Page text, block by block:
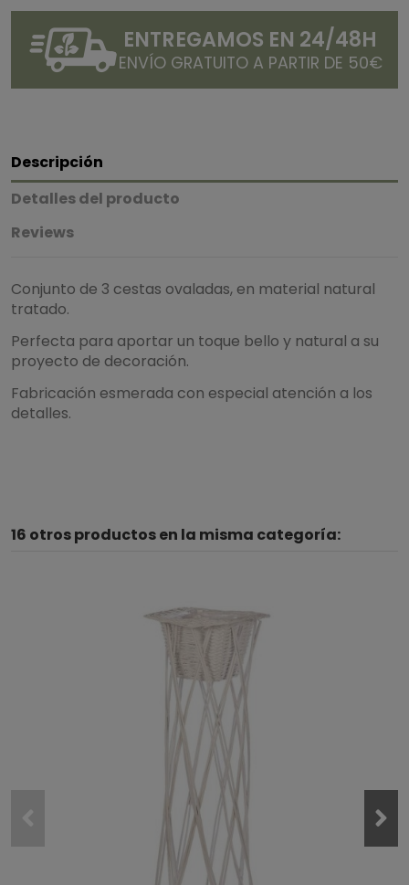
ENTREGAMOS EN 24/48H
ENVÍO GRATUITO A PARTIR DE 50€
Descripción
Detalles del producto
Reviews
Conjunto de 3 cestas ovaladas, en material natural
tratado.
Perfecta para aportar un toque bello y natural a su
proyecto de decoración.
Fabricación esmerada con especial atención a los
detalles.
16 otros productos en la misma categoría: